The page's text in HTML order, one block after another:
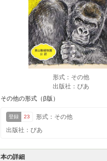
形式：その他
出版社：ぴあ
その他の形式（β版）
登録 23
形式：その他
出版社：ぴあ
本の詳細